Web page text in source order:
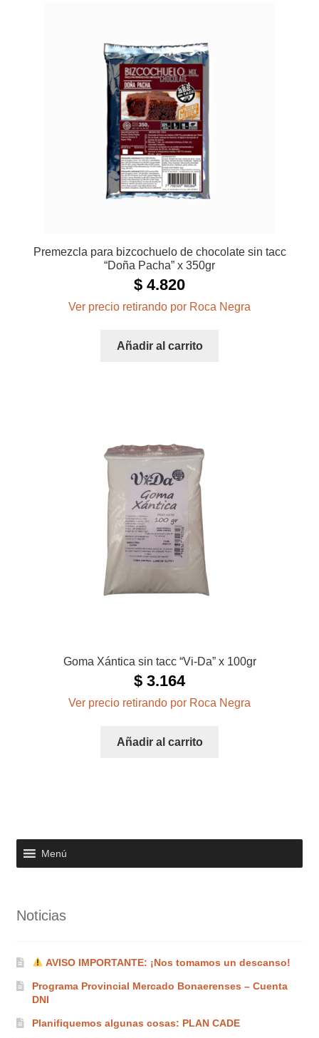
Premezcla para bizcochuelo de chocolate sin tacc
“Doña Pacha” x 350gr
$ 4.820
Ver precio retirando por Roca Negra
Añadir al carrito
Goma Xántica sin tacc “Vi-Da” x 100gr
$ 3.164
Ver precio retirando por Roca Negra
Añadir al carrito
Menú
Noticias
AVISO IMPORTANTE: ¡Nos tomamos un descanso!
Programa Provincial Mercado Bonaerenses – Cuenta
DNI
Planifiquemos algunas cosas: PLAN CADE